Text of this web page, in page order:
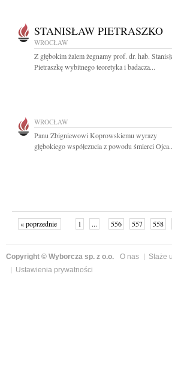
STANISŁAW PIETRASZKO
WROCŁAW
Z głębokim żalem żegnamy prof. dr. hab.
Pietraszkę wybitnego teoretyka i badacza...
WROCŁAW
Panu Zbigniewowi Koprowskiemu wyrazy
głębokiego współczucia z powodu śmierci
« poprzednie 1 ... 556 557 558
Copyright © Wyborcza sp. z o.o. O nas Staże
Ustawienia prywatności